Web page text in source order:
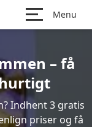
Menu
– få
Indhent 3 gratis
priser og få